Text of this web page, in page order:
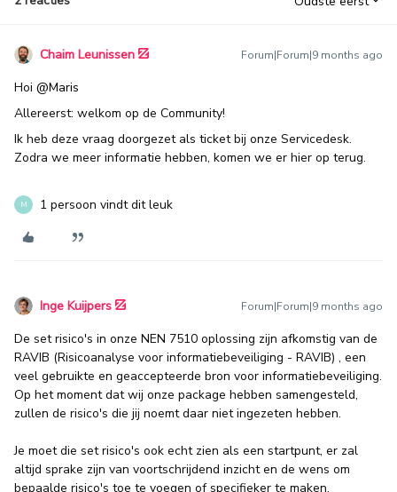
Chaim Leunissen Forum|Forum|9 months ago
Hoi ​ @Maris
Allereerst: welkom op de Community!
Ik heb deze vraag doorgezet als ticket bij onze Servicedesk.
Zodra we meer informatie hebben, komen we er hier op terug.
M 1 persoon vindt dit leuk
Inge Kuijpers Forum|Forum|9 months ago
De set risico's in onze NEN 7510 oplossing zijn afkomstig van de
RAVIB (Risicoanalyse voor informatiebeveiliging - RAVIB) , een
veel gebruikte en geaccepteerde bron voor informatiebeveiliging.
Op het moment dat wij onze package hebben samengesteld,
zullen de risico's die jij noemt daar niet ingezeten hebben.
Je moet die set risico's ook echt zien als een startpunt, er zal
altijd sprake zijn van voortschrijdend inzicht en de wens om
bepaalde risico's toe te voegen of specifieker te maken.